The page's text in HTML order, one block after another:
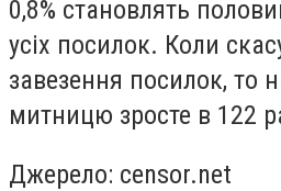
0,8% становлять
усіх посилок. Коли
завезення посилок, то
митницю зросте в 122
Джерело: censor.net